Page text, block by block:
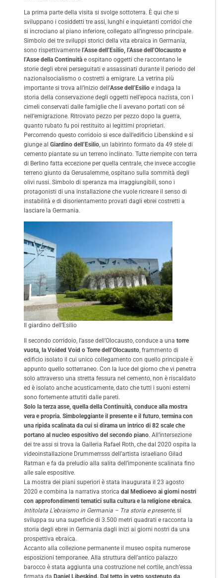
La prima parte della visita si svolge sottoterra. È qui che si
sviluppano i cosiddetti tre assi, lunghi e inquietanti corridoi che
si incrociano al piano inferiore, collegato all’ingresso principale.
Simbolo dei tre sviluppi storici della vita ebraica in Germania,
sono rispettivamente l’Asse dell’Esilio, l’Asse dell’Olocausto e
l’Asse della Continuità e ospitano oggetti che raccontano le
storie degli ebrei perseguitati e assassinati durante il periodo del
nazionalsocialismo o costretti a emigrare. La vetrina più
importante si trova all’inizio dell’Asse dell’Esilio e indaga la
storia della conservazione degli oggetti nell’epoca nazista, con i
cimeli conservati dalle famiglie che li avevano portati con sé
nell’emigrazione. Ritrovato pezzo per pezzo dopo la guerra,
quanto rubato fu poi restituito ai legittimi proprietari.
Percorrendo questo corridoio si esce dall’edificio Libenskind e si
giunge al Giardino dell’Esilio, un labirinto formato da 49 stele di
cemento piantate su un terreno inclinato. Tutte riempite con terra
di Berlino fatta eccezione per quella centrale, che invece accoglie
terreno giunto da Gerusalemme, ospitano sulla sommità degli
olivi russi. Simbolo di speranza ma irraggiungibili, sono i
protagonisti di una installazione che vuole ricreare il senso di
instabilità e di disorientamento provati dagli ebrei costretti a
lasciare la Germania.
Il giardino dell’Esilio
Il secondo corridoio, l’asse dell’Olocausto, conduce a una torre
vuota, la Voided Void o Torre dell’Olocausto, frammento di
edificio isolato il cui unico collegamento con quello principale è
appunto quello sotterraneo. Con la luce del giorno che vi penetra
solo attraverso una stretta fessura nel cemento, non è riscaldato
ed è isolato anche acusticamente, dato che tutti i suoni esterni
sono fortemente attutiti dalle pareti.
Solo la terza asse, quella della Continuità, conduce alla mostra
vera e propria. Simboleggiante il presente e il futuro, termina con
una ripida scalinata da cui si dirama un intrico di 82 scale che
portano al nucleo espositivo del secondo piano. All’intersezione
dei tre assi si trova la Galleria Rafael Roth, che dal 2020 ospita la
videoinstallazione Drummerrsss dell’artista israeliano Gilad
Ratman e fa da preludio alla salita dell’imponente scalinata fino
alle sale espositive.
La mostra dei piani superiori è stata inaugurata il 23 agosto
2020 e combina la narrativa storica dal Medioevo ai giorni nostri
con approfondimenti tematici sulla cultura e la religione ebraica.
Intitolata L’ebraismo in Germania – Tra storia e presente, si
sviluppa su una superficie di 3.500 metri quadrati e racconta la
storia degli ebrei in Germania dagli inizi ai giorni nostri da una
prospettiva ebraica.
Accanto alla collezione permanente il museo ospita numerose
esposizioni temporanee. Alla struttura dell’antico palazzo
barocco è stata aggiunta una costruzione nel cortile, anch’essa
firmata da Daniel Libeskind. Dal tetto in vetro sostenuto da